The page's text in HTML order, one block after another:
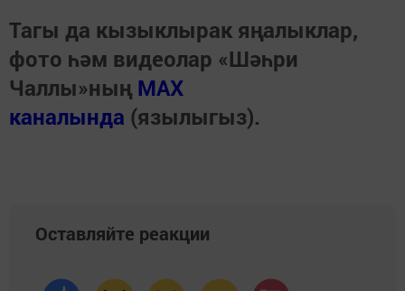
Тагы да кызыклырак яңалыклар,
фото һәм видеолар «Шәһри
Чаллы»ның MAX
каналында (язылыгыз).
Оставляйте реакции